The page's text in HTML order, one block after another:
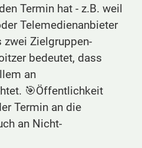
Termin hat - z.B. weil
Telemedienanbieter
Zielgruppen-
bedeutet, dass
an
🎯Öffentlichkeit
Termin an die
an Nicht-